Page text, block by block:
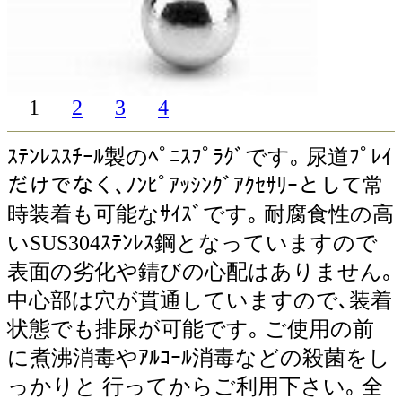
1 2 3 4
ｽﾃﾝﾚｽｽﾁｰﾙ製のﾍﾟﾆｽﾌﾟﾗｸﾞです｡ 尿道ﾌﾟﾚｲ
だけでなく､ﾉﾝﾋﾟｱｯｼﾝｸﾞｱｸｾｻﾘｰとして常
時装着も可能なｻｲｽﾞです｡ 耐腐食性の高
いSUS304ｽﾃﾝﾚｽ鋼となっていますので
表面の劣化や錆びの心配はありません｡
中心部は穴が貫通していますので､装着
状態でも排尿が可能です｡ ご使用の前
に煮沸消毒やｱﾙｺｰﾙ消毒などの殺菌をし
っかりと 行ってからご利用下さい｡ 全